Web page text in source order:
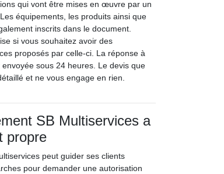
qui vont être mises en œuvre par un
équipements, les produits ainsi que
inscrits dans le document.
si vous souhaitez avoir des
proposés par celle-ci. La réponse à
sous 24 heures. Le devis que
et ne vous engage en rien.
SB Multiservices a
propre
peut guider ses clients
pour demander une autorisation